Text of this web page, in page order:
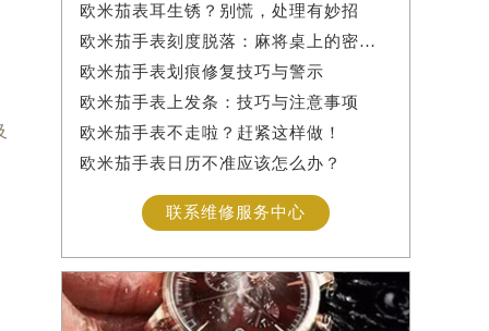
欧米茄表耳生锈？别慌，处理有妙招
欧米茄手表刻度脱落：麻将桌上的密室逃脱术
欧米茄手表划痕修复技巧与警示
欧米茄手表上发条：技巧与注意事项
欧米茄手表不走啦？赶紧这样做！
欧米茄手表日历不准应该怎么办？
联系维修服务中心